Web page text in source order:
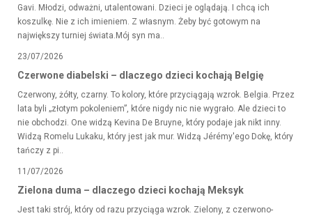
Gavi. Młodzi, odważni, utalentowani. Dzieci je oglądają. I chcą ich
koszulkę. Nie z ich imieniem. Z własnym. Żeby być gotowym na
największy turniej świata.Mój syn ma..
23/07/2026
Czerwone diabelski – dlaczego dzieci kochają Belgię
Czerwony, żółty, czarny. To kolory, które przyciągają wzrok. Belgia. Przez
lata byli „złotym pokoleniem”, które nigdy nic nie wygrało. Ale dzieci to
nie obchodzi. One widzą Kevina De Bruyne, który podaje jak nikt inny.
Widzą Romelu Lukaku, który jest jak mur. Widzą Jérémy'ego Dokę, który
tańczy z pi..
11/07/2026
Zielona duma – dlaczego dzieci kochają Meksyk
Jest taki strój, który od razu przyciąga wzrok. Zielony, z czerwono-